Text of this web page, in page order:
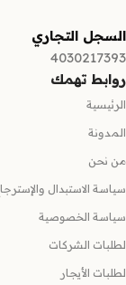
السجل التجاري
4030217393
روابط تهمك
الرئيسية
المدونة
من نحن
سياسة الاستبدال
سياسة الخصوصية
لطلبات الشركات
لطلبات الأيجار